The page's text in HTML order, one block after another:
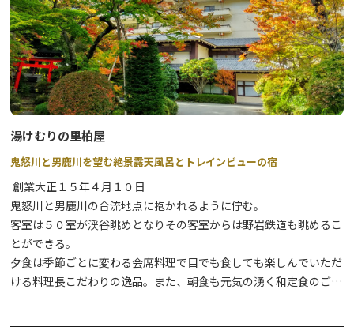
湯けむりの里柏屋
鬼怒川と男鹿川を望む絶景露天風呂とトレインビューの宿
創業大正１５年４月１０日
鬼怒川と男鹿川の合流地点に抱かれるように佇む。
客室は５０室が渓谷眺めとなりその客室からは野岩鉄道も眺めるこ
とができる。
夕食は季節ごとに変わる会席料理で目でも食しても楽しんでいただ
ける料理長こだわりの逸品。また、朝食も元気の湧く和定食のご用